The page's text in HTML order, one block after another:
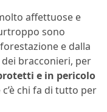
affettuose e
sono
e dalla
dei bracconieri, per
e in pericolo
chi fa di tutto per